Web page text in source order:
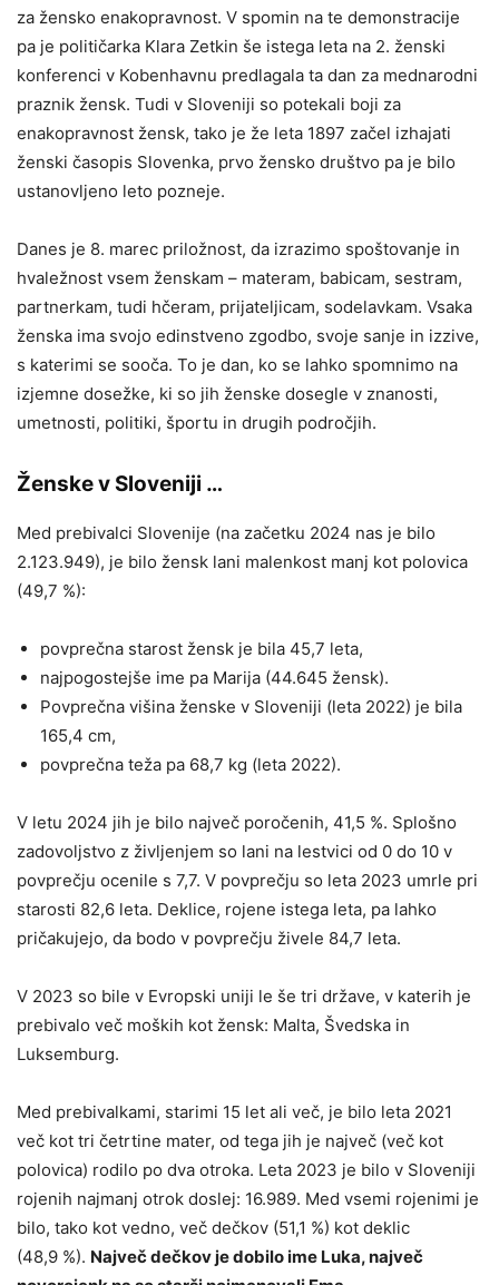
za žensko enakopravnost. V spomin na te demonstracije
pa je političarka Klara Zetkin še istega leta na 2. ženski
konferenci v Kobenhavnu predlagala ta dan za mednarodni
praznik žensk. Tudi v Sloveniji so potekali boji za
enakopravnost žensk, tako je že leta 1897 začel izhajati
ženski časopis Slovenka, prvo žensko društvo pa je bilo
ustanovljeno leto pozneje.
Danes je 8. marec priložnost, da izrazimo spoštovanje in
hvaležnost vsem ženskam – materam, babicam, sestram,
partnerkam, tudi hčeram, prijateljicam, sodelavkam. Vsaka
ženska ima svojo edinstveno zgodbo, svoje sanje in izzive,
s katerimi se sooča. To je dan, ko se lahko spomnimo na
izjemne dosežke, ki so jih ženske dosegle v znanosti,
umetnosti, politiki, športu in drugih področjih.
Ženske v Sloveniji …
Med prebivalci Slovenije (na začetku 2024 nas je bilo
2.123.949), je bilo žensk lani malenkost manj kot polovica
(49,7 %):
povprečna starost žensk je bila 45,7 leta,
najpogostejše ime pa Marija (44.645 žensk).
Povprečna višina ženske v Sloveniji (leta 2022) je bila
165,4 cm,
povprečna teža pa 68,7 kg (leta 2022).
V letu 2024 jih je bilo največ poročenih, 41,5 %. Splošno
zadovoljstvo z življenjem so lani na lestvici od 0 do 10 v
povprečju ocenile s 7,7. V povprečju so leta 2023 umrle pri
starosti 82,6 leta. Deklice, rojene istega leta, pa lahko
pričakujejo, da bodo v povprečju živele 84,7 leta.
V 2023 so bile v Evropski uniji le še tri države, v katerih je
prebivalo več moških kot žensk: Malta, Švedska in
Luksemburg.
Med prebivalkami, starimi 15 let ali več, je bilo leta 2021
več kot tri četrtine mater, od tega jih je največ (več kot
polovica) rodilo po dva otroka. Leta 2023 je bilo v Sloveniji
rojenih najmanj otrok doslej: 16.989. Med vsemi rojenimi je
bilo, tako kot vedno, več dečkov (51,1 %) kot deklic
(48,9 %). Največ dečkov je dobilo ime Luka, največ